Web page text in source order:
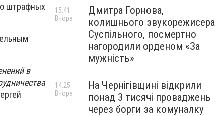
штрафных
в
Дмитра Горнова,
колишнього звукорежисера
Суспільного, посмертно
нагородили орденом «За
мужність»
15:41
Вчора
На Чернігівщині відкрили
понад 3 тисячі проваджень
через борги за комуналку
14:25
Вчора